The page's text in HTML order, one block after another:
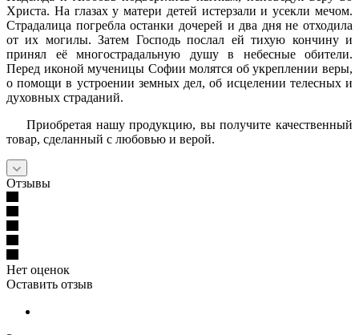
Христа. На глазах у матери детей истерзали и усекли мечом.
Страдалица погребла останки дочерей и два дня не отходила
от их могилы. Затем Господь послал ей тихую кончину и
принял её многострадальную душу в небесные обители.
Перед иконой мученицы Софии молятся об укреплении веры,
о помощи в устроении земных дел, об исцелении телесных и
духовных страданий.
Приобретая нашу продукцию, вы получите качественный
товар, сделанный с любовью и верой.
Отзывы
Нет оценок
Оставить отзыв